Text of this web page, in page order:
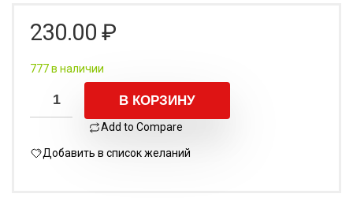
230.00 ₽
777 в наличии
В КОРЗИНУ
Add to Compare
Добавить в список желаний